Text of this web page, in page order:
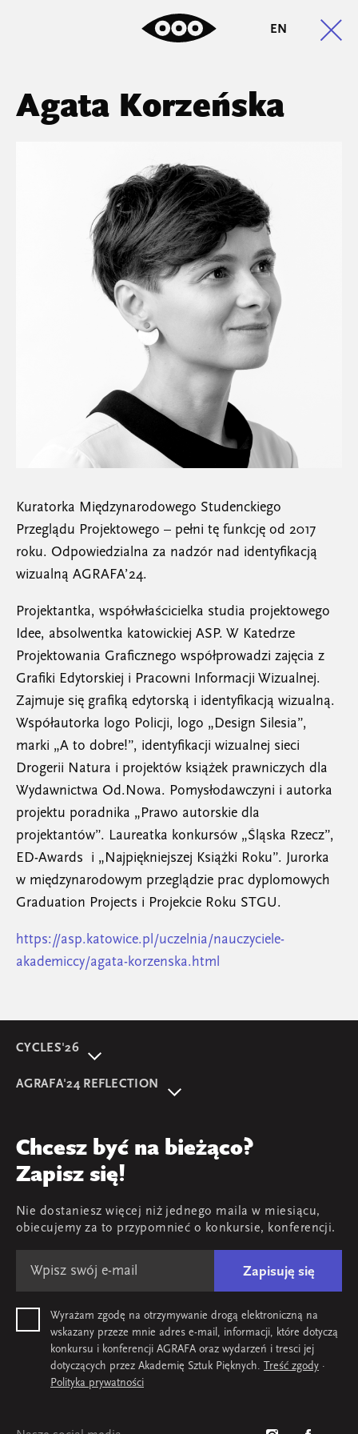
EN
Agata Korzeńska
Kuratorka Międzynarodowego Studenckiego
Przeglądu Projektowego – pełni tę funkcję od 2017
roku. Odpowiedzialna za nadzór nad identyfikacją
wizualną AGRAFA’24.
Projektantka, współwłaścicielka studia projektowego
Idee, absolwentka katowickiej ASP. W Katedrze
Projektowania Graficznego współprowadzi zajęcia z
Grafiki Edytorskiej i Pracowni Informacji Wizualnej.
Zajmuje się grafiką edytorską i identyfikacją wizualną.
Współautorka logo Policji, logo „Design Silesia”,
marki „A to dobre!”, identyfikacji wizualnej sieci
Drogerii Natura i projektów książek prawniczych dla
Wydawnictwa Od.Nowa. Pomysłodawczyni i autorka
projektu poradnika „Prawo autorskie dla
projektantów”. Laureatka konkursów „Śląska Rzecz”,
ED-Awards i „Najpiękniejszej Książki Roku”. Jurorka
w międzynarodowym przeglądzie prac dyplomowych
Graduation Projects i Projekcie Roku STGU.
https://asp.katowice.pl/uczelnia/nauczyciele-
akademiccy/agata-korzenska.html
CYCLES'26
Przegląd
Young AGRAFA
Mapa i kontakt
AGRAFA'24 REFLECTION
AGRAFA'19. Opportunities
Chcesz być na bieżąco?
Zapisz się!
Nie dostaniesz więcej niż jednego maila w miesiącu,
obiecujemy za to przypomnieć o konkursie, konferencji.
Zapisuję się
Wyrażam zgodę na otrzymywanie drogą elektroniczną na
wskazany przeze mnie adres e-mail, informacji, które dotyczą
konkursu i konferencji AGRAFA oraz wydarzeń i tresci jej
dotyczących przez Akademię Sztuk Pięknych. Treść zgody ·
Polityka prywatności